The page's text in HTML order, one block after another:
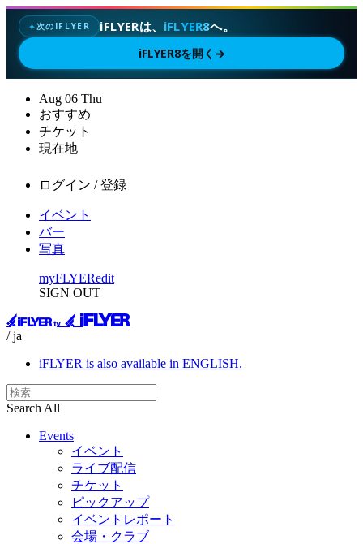
✦次のIFLYER iFLYERは、 iFLYER8へ。
iFLYER8を開く →
Aug 06 Thu
おすすめ
チケット
現在地
ログイン / 登録
イベント
バー
写真
myFLYERedit
SIGN OUT
/ ja
iFLYER is also available in ENGLISH.
Search All
Events
イベント
ライブ配信
チケット
ピックアップ
イベントレポート
会場・クラブ